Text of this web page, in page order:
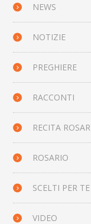
NEWS
NOTIZIE
PREGHIERE
RACCONTI
RECITA
ROSARIO
SCELTI PER TE
VIDEO